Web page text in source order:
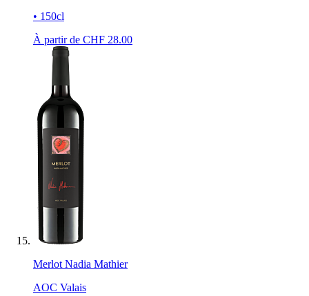
• 150cl
À partir de CHF 28.00
Merlot Nadia Mathier
AOC Valais